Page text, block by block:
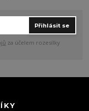
Přihlásit se
za účelem rozesílky